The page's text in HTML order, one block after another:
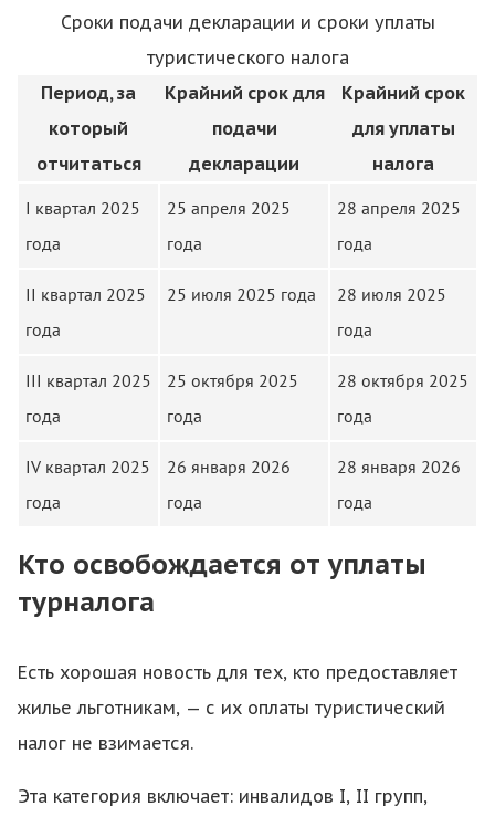
Сроки подачи декларации и сроки уплаты
туристического налога
Период, за
который
отчитаться
Крайний срок для
подачи
декларации
Крайний срок
для уплаты
налога
I квартал 2025
года
25 апреля 2025
года
28 апреля 2025
года
II квартал 2025
года
25 июля 2025 года
28 июля 2025
года
III квартал 2025
года
25 октября 2025
года
28 октября 2025
года
IV квартал 2025
года
26 января 2026
года
28 января 2026
года
Кто освобождается от уплаты
турналога
Есть хорошая новость для тех, кто предоставляет
жилье льготникам, — с их оплаты туристический
налог не взимается.
Эта категория включает: инвалидов I, II групп,